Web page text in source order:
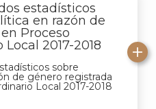
estadísticos
en razón de
Proceso
2017-2018
sobre
de género registrada
Local 2017-2018